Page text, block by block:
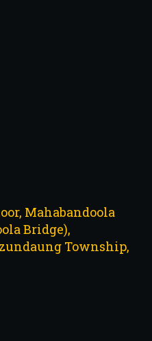
Mahabandoola
Bridge),
Township,